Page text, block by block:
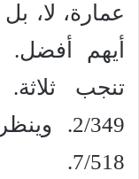
عمارة، لا،
أيهم أفضل.
تنجب ثلاثة.
2/349.
7/518.